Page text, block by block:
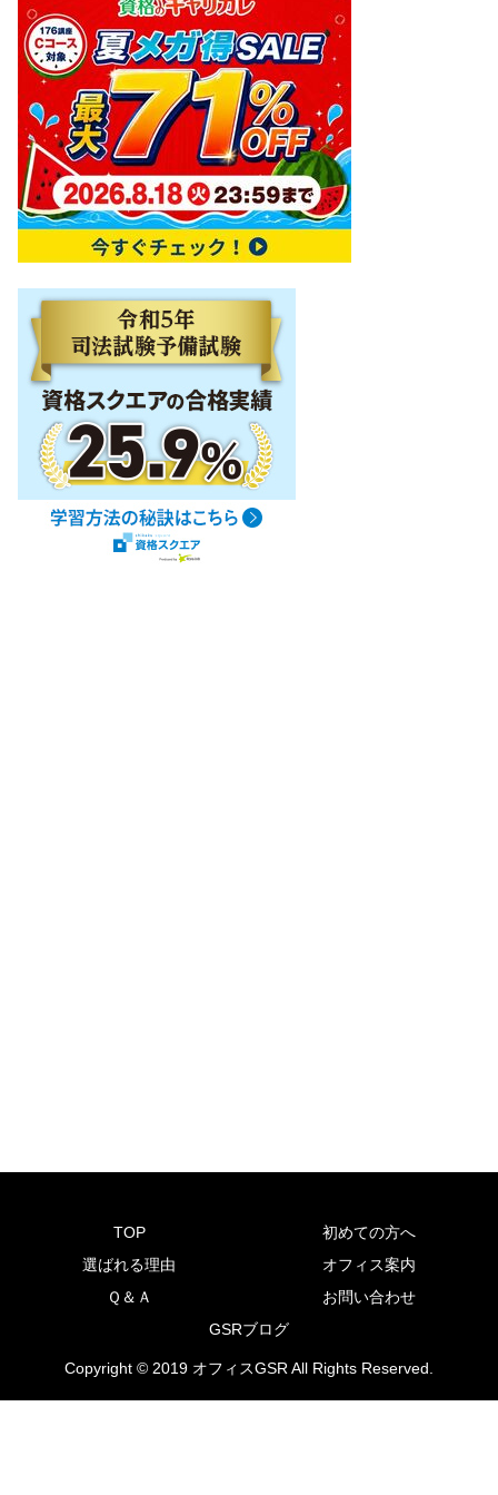
TOP
初めての方へ
選ばれる理由
オフィス案内
Ｑ＆Ａ
お問い合わせ
GSRブログ
Copyright © 2019 オフィスGSR All Rights Reserved.